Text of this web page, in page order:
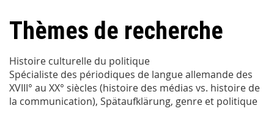
Thèmes de recherche
Histoire culturelle du politique
Spécialiste des périodiques de langue allemande des
XVIII° au XX° siècles (histoire des médias vs. histoire de
la communication), Spätaufklärung, genre et politique